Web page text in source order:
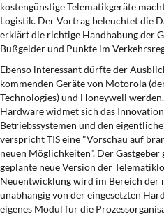
kostengünstige Telematikgeräte
Logistik. Der Vortrag beleuchtet die
erklärt die richtige Handhabung der
Bußgelder und Punkte im
Ebenso interessant dürfte der
kommenden Geräte von Motorola
Technologies) und Honeywell
Hardware widmet sich das
Betriebssystemen und den
verspricht TIS eine "Vorschau auf
neuen Möglichkeiten". Der
geplante neue Version der
Neuentwicklung wird im Bereich der
unabhängig von der eingesetzten
eigenes Modul für die